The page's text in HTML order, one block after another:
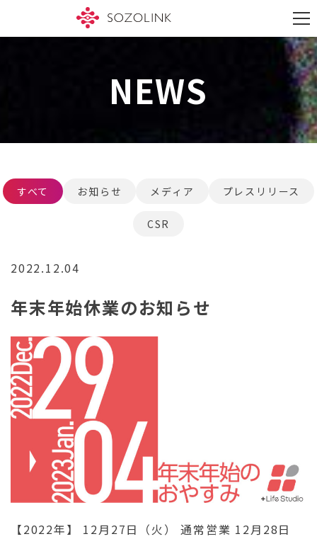
n
M
n
u
NEWS
すべて お知らせ メディア プレスリリース
CSR
2022.12.04
年末年始休業のお知らせ
【2022年】 12月27日（火） 通常営業 12月28日